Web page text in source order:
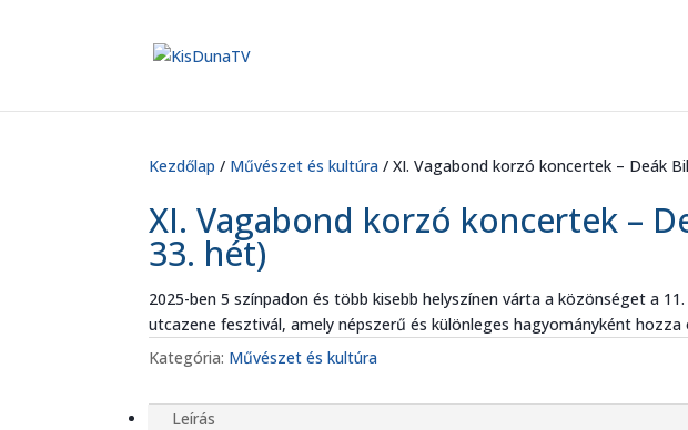
Kezdőlap / Művészet és kultúra / XI. Vagabond korzó koncertek – Deák
XI. Vagabond korzó koncertek –
33. hét)
2025-ben 5 színpadon és több kisebb helyszínen várta a közönséget a
utcazene fesztivál, amely népszerű és különleges hagyományként
Kategória: Művészet és kultúra
Leírás